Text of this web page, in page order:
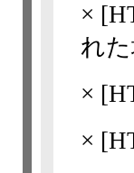
× [
れ
× [
× [